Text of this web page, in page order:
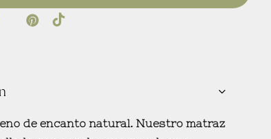
de encanto natural. Nuestro matraz